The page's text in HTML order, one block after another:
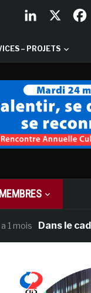
– PROJETS
Dans le cadre